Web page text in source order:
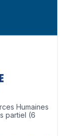
Humaines
partiel (6